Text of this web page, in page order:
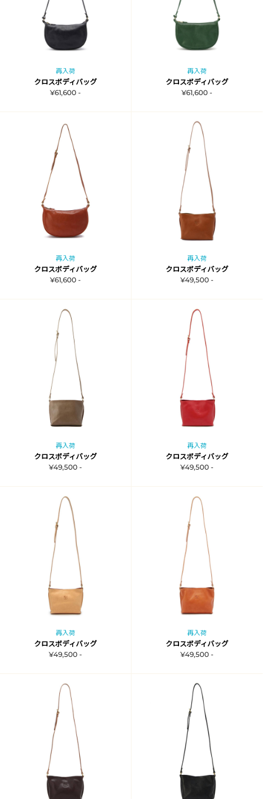
再入荷
クロスボディバッグ
¥61,600 -
再入荷
クロスボディバッグ
¥61,600 -
再入荷
クロスボディバッグ
¥61,600 -
再入荷
クロスボディバッグ
¥49,500 -
再入荷
クロスボディバッグ
¥49,500 -
再入荷
クロスボディバッグ
¥49,500 -
再入荷
クロスボディバッグ
¥49,500 -
再入荷
クロスボディバッグ
¥49,500 -